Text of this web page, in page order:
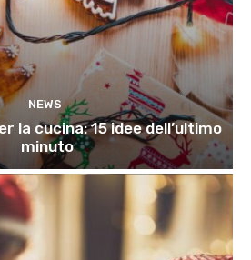
NEWS
la cucina: 15 idee dell’ultimo
minuto